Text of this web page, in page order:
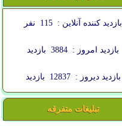
بازدید کننده آنلاین : 115 نفر
بازدید امروز : 3884 بازدید
بازدید دیروز : 12837 بازدید
تبلیغات متفرقه